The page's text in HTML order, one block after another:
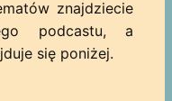
znajdziecie
podcastu, a
się poniżej.